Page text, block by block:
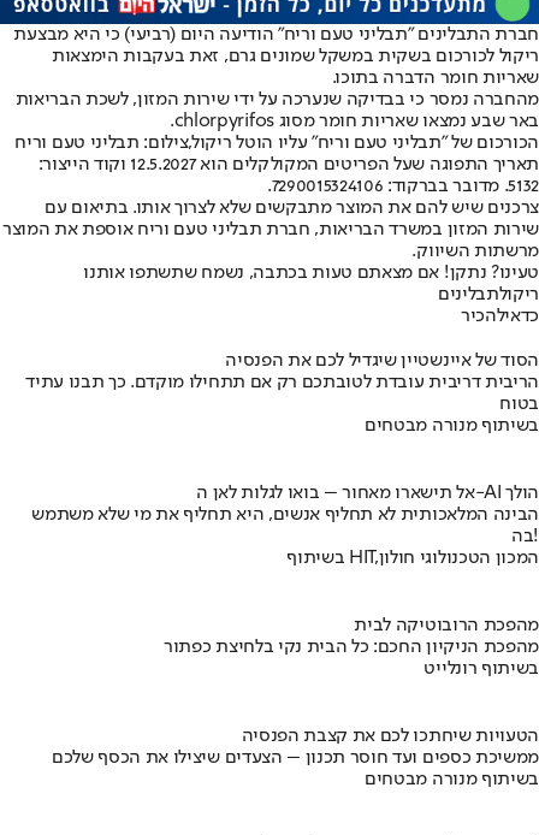
חברת התבלינים "תבליני טעם וריח" הודיעה היום (רביעי) כי היא מבצעת
ריקול לכורכום בשקית במשקל שמונים גרם, זאת בעקבות הימצאות
שאריות חומר הדברה בתוכו.
מהחברה נמסר כי בבדיקה שנערכה על ידי שירות המזון, לשכת הבריאות
באר שבע נמצאו שאריות חומר מסוג chlorpyrifos.
הכורכום של "תבליני טעם וריח" עליו הוטל ריקול,צילום: תבליני טעם וריח
תאריך התפוגה שעל הפריטים המקולקלים הוא 12.5.2027 וקוד הייצור:
5132. מדובר בברקוד: 7290015324106.
צרכנים שיש להם את המוצר מתבקשים שלא לצרוך אותו. בתיאום עם
שירות המזון במשרד הבריאות, חברת תבליני טעם וריח אוספת את המוצר
מרשתות השיווק.
טעינו? נתקן! אם מצאתם טעות בכתבה, נשמח שתשתפו אותנו
ריקולתבלינים
כדאילהכיר
הסוד של איינשטיין שיגדיל לכם את הפנסיה
הריבית דריבית עובדת לטובתכם רק אם תתחילו מוקדם. כך תבנו עתיד
בטוח
בשיתוף מנורה מבטחים
אל תישארו מאחור – בואו לגלות לאן ה-AI הולך
הבינה המלאכותית לא תחליף אנשים, היא תחליף את מי שלא משתמש
בה!
בשיתוף HIT,המכון הטכנולוגי חולון
מהפכת הרובוטיקה לבית
מהפכת הניקיון החכם: כל הבית נקי בלחיצת כפתור
בשיתוף רונלייט
הטעויות שיחתכו לכם את קצבת הפנסיה
ממשיכת כספים ועד חוסר תכנון – הצעדים שיצילו את הכסף שלכם
בשיתוף מנורה מבטחים